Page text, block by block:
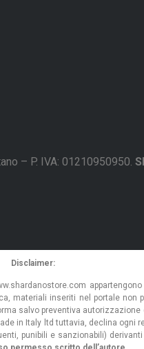
– P. IVA: 01210950950.
Disclaimer:
materiali inseriti nel portale
salvo preventiva
in Italy ltd tuttavia, declina ogni
punibili e sanzionabili)